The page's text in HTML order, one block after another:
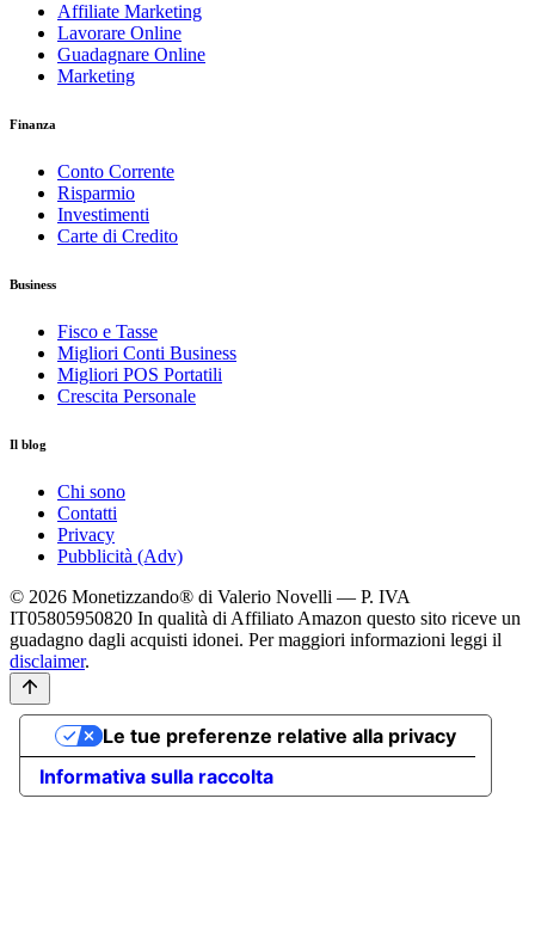
Affiliate Marketing
Lavorare Online
Guadagnare Online
Marketing
Finanza
Conto Corrente
Risparmio
Investimenti
Carte di Credito
Business
Fisco e Tasse
Migliori Conti Business
Migliori POS Portatili
Crescita Personale
Il blog
Chi sono
Contatti
Privacy
Pubblicità (Adv)
© 2026 Monetizzando® di Valerio Novelli — P. IVA
IT05805950820 In qualità di Affiliato Amazon questo sito riceve un
guadagno dagli acquisti idonei. Per maggiori informazioni leggi il
disclaimer.
Informativa sulla raccolta
Le tue preferenze relative alla privacy